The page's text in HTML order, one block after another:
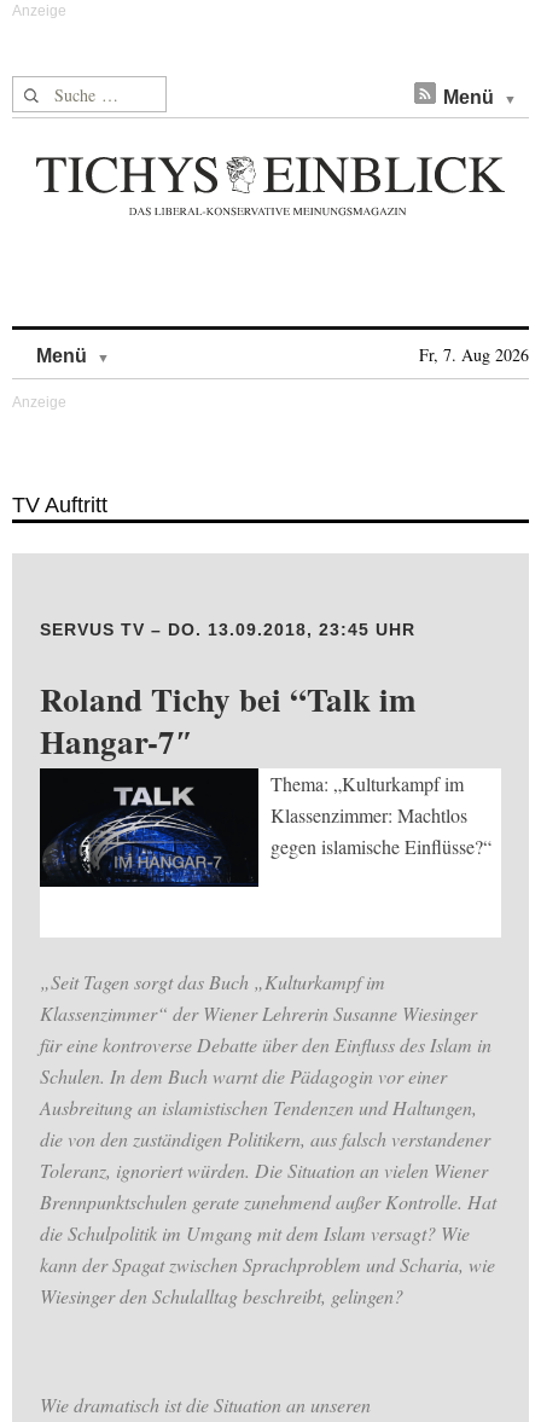
Suche nach: Menü
Menü Fr, 7. Aug 2026
TV Auftritt
SERVUS TV – DO. 13.09.2018, 23:45 UHR
Roland Tichy bei “Talk im
Hangar-7″
Thema: „Kulturkampf im
Klassenzimmer: Machtlos
gegen islamische Einflüsse?“
„Seit Tagen sorgt das Buch „Kulturkampf im
Klassenzimmer“ der Wiener Lehrerin Susanne Wiesinger
für eine kontroverse Debatte über den Einfluss des Islam in
Schulen. In dem Buch warnt die Pädagogin vor einer
Ausbreitung an islamistischen Tendenzen und Haltungen,
die von den zuständigen Politikern, aus falsch verstandener
Toleranz, ignoriert würden. Die Situation an vielen Wiener
Brennpunktschulen gerate zunehmend außer Kontrolle. Hat
die Schulpolitik im Umgang mit dem Islam versagt? Wie
kann der Spagat zwischen Sprachproblem und Scharia, wie
Wiesinger den Schulalltag beschreibt, gelingen?
Wie dramatisch ist die Situation an unseren